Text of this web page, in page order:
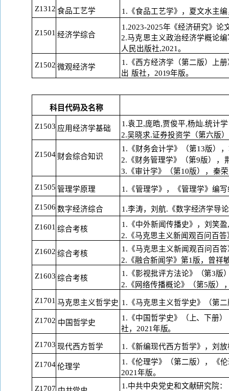
Z1312 食品工艺学 1.《食品工艺学》，夏文水主
Z1501 经济学综合
1.2023-2025年《经济研究》论
2.马克思主义政治经济学概论
人民出版社,2021。
Z1502 微观经济学
1.《西方经济学（第二版）上
出 版社， 2019年版。
科目代码及名称
Z1503 应用经济学基础
1.袁卫,庞晧,贾俊平,杨灿.统计
2.吴晓求.证券投资学（第六版
Z1504 财会综合知识
1.《财务会计学》（第13版），
2.《财务管理学》（第9版），
3.《审计学》（第10版）， 秦
Z1505 管理学原理 1.《管理学》，《管理学》编
Z1506 数字经济综合 1.李涛，刘航.《数字经济学导
Z1601 综合考核
1.《中外新闻传播史》，刘笑
2.《马克思主义新闻观百问百
Z1602 综合考核
1.《马克思主义新闻观百问百
2.《融合新闻学》第1版，曾祥
Z1603 综合考核
1.《影视批评方法论》（第3版
2.《网络传播概论》（第5版）
Z1701 马克思主义哲学史 1.《马克思主义哲学史》（第二
Z1702 中国哲学史
1.《中国哲学史》（上、下册）
社， 2021年版。
Z1703 现代西方哲学 1.《新编现代西方哲学》，刘
Z1704 伦理学
1.《伦理学》（第二版），
《
2021年版。
Z1707
1.中共中央党史和文献研究院